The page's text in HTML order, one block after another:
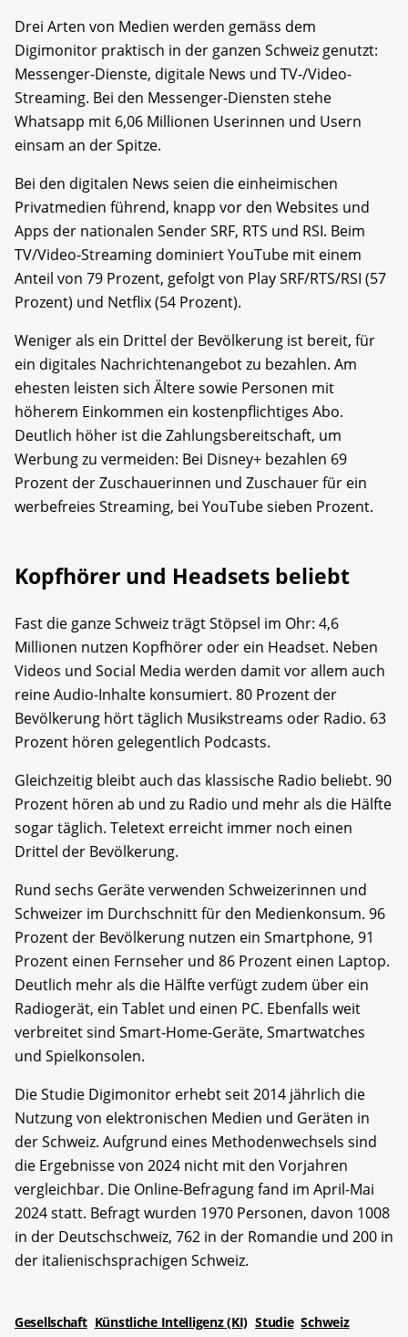
Drei Arten von Medien werden gemäss dem
Digimonitor praktisch in der ganzen Schweiz genutzt:
Messenger-Dienste, digitale News und TV-/Video-
Streaming. Bei den Messenger-Diensten stehe
Whatsapp mit 6,06 Millionen Userinnen und Usern
einsam an der Spitze.
Bei den digitalen News seien die einheimischen
Privatmedien führend, knapp vor den Websites und
Apps der nationalen Sender SRF, RTS und RSI. Beim
TV/Video-Streaming dominiert YouTube mit einem
Anteil von 79 Prozent, gefolgt von Play SRF/RTS/RSI (57
Prozent) und Netflix (54 Prozent).
Weniger als ein Drittel der Bevölkerung ist bereit, für
ein digitales Nachrichtenangebot zu bezahlen. Am
ehesten leisten sich Ältere sowie Personen mit
höherem Einkommen ein kostenpflichtiges Abo.
Deutlich höher ist die Zahlungsbereitschaft, um
Werbung zu vermeiden: Bei Disney+ bezahlen 69
Prozent der Zuschauerinnen und Zuschauer für ein
werbefreies Streaming, bei YouTube sieben Prozent.
Kopfhörer und Headsets beliebt
Fast die ganze Schweiz trägt Stöpsel im Ohr: 4,6
Millionen nutzen Kopfhörer oder ein Headset. Neben
Videos und Social Media werden damit vor allem auch
reine Audio-Inhalte konsumiert. 80 Prozent der
Bevölkerung hört täglich Musikstreams oder Radio. 63
Prozent hören gelegentlich Podcasts.
Gleichzeitig bleibt auch das klassische Radio beliebt. 90
Prozent hören ab und zu Radio und mehr als die Hälfte
sogar täglich. Teletext erreicht immer noch einen
Drittel der Bevölkerung.
Rund sechs Geräte verwenden Schweizerinnen und
Schweizer im Durchschnitt für den Medienkonsum. 96
Prozent der Bevölkerung nutzen ein Smartphone, 91
Prozent einen Fernseher und 86 Prozent einen Laptop.
Deutlich mehr als die Hälfte verfügt zudem über ein
Radiogerät, ein Tablet und einen PC. Ebenfalls weit
verbreitet sind Smart-Home-Geräte, Smartwatches
und Spielkonsolen.
Die Studie Digimonitor erhebt seit 2014 jährlich die
Nutzung von elektronischen Medien und Geräten in
der Schweiz. Aufgrund eines Methodenwechsels sind
die Ergebnisse von 2024 nicht mit den Vorjahren
vergleichbar. Die Online-Befragung fand im April-Mai
2024 statt. Befragt wurden 1970 Personen, davon 1008
in der Deutschschweiz, 762 in der Romandie und 200 in
der italienischsprachigen Schweiz.
Gesellschaft Künstliche Intelligenz (KI) Studie Schweiz